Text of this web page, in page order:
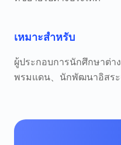
เหมาะสำหรับ
ผู้ประกอบการนักศึกษาต่า
พรมแดน、นักพัฒนาอิสระ